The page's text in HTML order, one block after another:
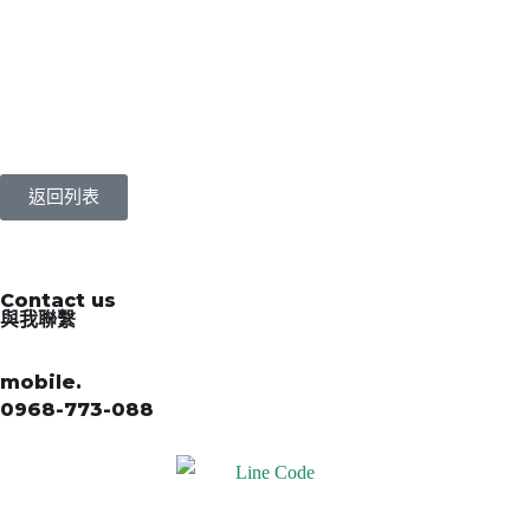
返回列表
Contact us
與我聯繫
mobile.
0968-773-088